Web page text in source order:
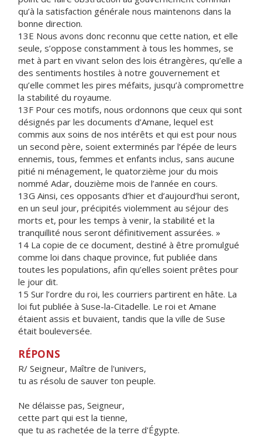
qu’à la satisfaction générale nous maintenons dans la
bonne direction.
13E Nous avons donc reconnu que cette nation, et elle
seule, s’oppose constamment à tous les hommes, se
met à part en vivant selon des lois étrangères, qu’elle a
des sentiments hostiles à notre gouvernement et
qu’elle commet les pires méfaits, jusqu’à compromettre
la stabilité du royaume.
13F Pour ces motifs, nous ordonnons que ceux qui sont
désignés par les documents d’Amane, lequel est
commis aux soins de nos intérêts et qui est pour nous
un second père, soient exterminés par l’épée de leurs
ennemis, tous, femmes et enfants inclus, sans aucune
pitié ni ménagement, le quatorzième jour du mois
nommé Adar, douzième mois de l’année en cours.
13G Ainsi, ces opposants d’hier et d’aujourd’hui seront,
en un seul jour, précipités violemment au séjour des
morts et, pour les temps à venir, la stabilité et la
tranquillité nous seront définitivement assurées. »
14 La copie de ce document, destiné à être promulgué
comme loi dans chaque province, fut publiée dans
toutes les populations, afin qu’elles soient prêtes pour
le jour dit.
15 Sur l’ordre du roi, les courriers partirent en hâte. La
loi fut publiée à Suse-la-Citadelle. Le roi et Amane
étaient assis et buvaient, tandis que la ville de Suse
était bouleversée.
RÉPONS
R/ Seigneur, Maître de l'univers,
tu as résolu de sauver ton peuple.
Ne délaisse pas, Seigneur,
cette part qui est la tienne,
que tu as rachetée de la terre d'Égypte.